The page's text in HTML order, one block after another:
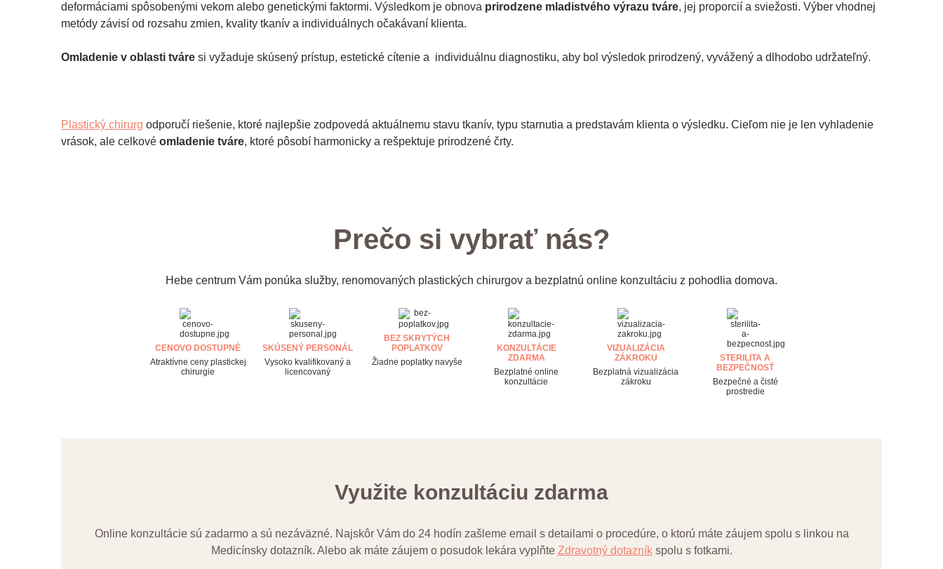
deformáciami spôsobenými vekom alebo genetickými faktormi. Výsledkom je obnova prirodzene mladistvého výrazu tváre, jej proporcií a sviežosti. Výber vhodnej
metódy závisí od rozsahu zmien, kvality tkanív a individuálnych očakávaní klienta.
Omladenie v oblasti tváre si vyžaduje skúsený prístup, estetické cítenie a individuálnu diagnostiku, aby bol výsledok prirodzený, vyvážený a dlhodobo udržateľný.
Plastický chirurg odporučí riešenie, ktoré najlepšie zodpovedá aktuálnemu stavu tkanív, typu starnutia a predstavám klienta o výsledku. Cieľom nie je len vyhladenie
vrások, ale celkové omladenie tváre, ktoré pôsobí harmonicky a rešpektuje prirodzené črty.
Prečo si vybrať nás?
Hebe centrum Vám ponúka služby, renomovaných plastických chirurgov a bezplatnú online konzultáciu z pohodlia domova.
CENOVO DOSTUPNÉ
Atraktívne ceny plastickej
chirurgie
SKÚSENÝ PERSONÁL
Vysoko kvalifikovaný a
licencovaný
BEZ SKRYTÝCH
POPLATKOV
Žiadne poplatky navyše
KONZULTÁCIE
ZDARMA
Bezplatné online
konzultácie
VIZUALIZÁCIA
ZÁKROKU
Bezplatná vizualizácia
zákroku
STERILITA A
BEZPEČNOSŤ
Bezpečné a čisté
prostredie
Využite konzultáciu zdarma
Online konzultácie sú zadarmo a sú nezáväzné. Najskôr Vám do 24 hodín zašleme email s detailami o procedúre, o ktorú máte záujem spolu s linkou na
Medicínsky dotazník. Alebo ak máte záujem o posudok lekára vyplňte Zdravotný dotazníkspolu s fotkami.